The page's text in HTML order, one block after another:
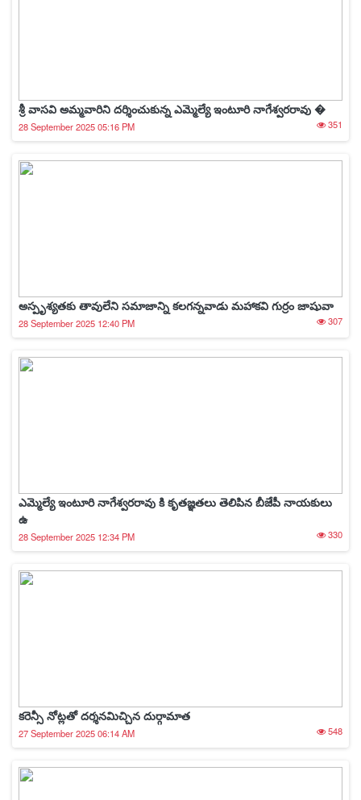
శ్రీ వాసవి అమ్మవారిని దర్శించుకున్న ఎమ్మెల్యే ఇంటూరి నాగేశ్వరరావు �
28 September 2025 05:16 PM 351
అస్పృశ్యతకు తావులేని సమాజాన్ని కలగన్నవాడు మహాకవి గుర్రం జాషువా
28 September 2025 12:40 PM 307
ఎమ్మెల్యే ఇంటూరి నాగేశ్వరరావు కి కృతజ్ఞతలు తెలిపిన బీజేపీ నాయకులు
ఉ
28 September 2025 12:34 PM 330
కరెన్సీ నోట్లతో దర్శనమిచ్చిన దుర్గామాత
27 September 2025 06:14 AM 548